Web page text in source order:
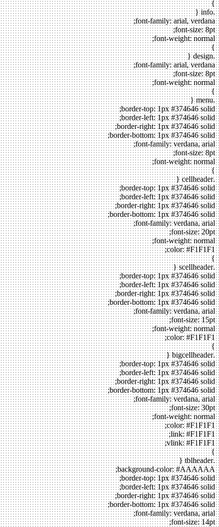
}
.info {
font-family: arial, verdana;
font-size: 8pt;
font-weight: normal;
}
.design {
font-family: arial, verdana;
font-size: 8pt;
font-weight: normal;
}
.menu {
border-top: 1px #374646 solid;
border-left: 1px #374646 solid;
border-right: 1px #374646 solid;
border-bottom: 1px #374646 solid;
font-family: verdana, arial;
font-size: 8pt;
font-weight: normal;
}
.cellheader {
border-top: 1px #374646 solid;
border-left: 1px #374646 solid;
border-right: 1px #374646 solid;
border-bottom: 1px #374646 solid;
font-family: verdana, arial;
font-size: 20pt;
font-weight: normal;
color: #F1F1F1;
}
.scellheader {
border-top: 1px #374646 solid;
border-left: 1px #374646 solid;
border-right: 1px #374646 solid;
border-bottom: 1px #374646 solid;
font-family: verdana, arial;
font-size: 15pt;
font-weight: normal;
color: #F1F1F1;
}
.bigcellheader {
border-top: 1px #374646 solid;
border-left: 1px #374646 solid;
border-right: 1px #374646 solid;
border-bottom: 1px #374646 solid;
font-family: verdana, arial;
font-size: 30pt;
font-weight: normal;
color: #F1F1F1;
link: #F1F1F1;
vlink: #F1F1F1;
}
.tblheader {
background-color: #AAAAAA;
border-top: 1px #374646 solid;
border-left: 1px #374646 solid;
border-right: 1px #374646 solid;
border-bottom: 1px #374646 solid;
font-family: verdana, arial;
font-size: 14pt;